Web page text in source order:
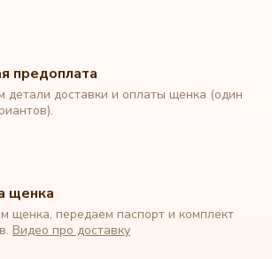
предоплата
детали доставки и оплаты щенка (один
щенка
щенка, передаем паспорт и комплект
Видео про доставку